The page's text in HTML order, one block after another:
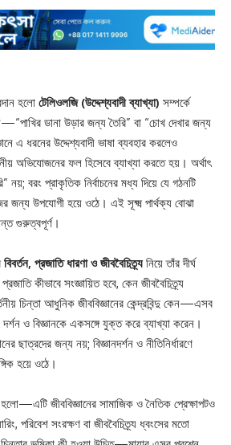
হলো টেলিওলজি (উদ্দেশ্যবাদী ব্যাখ্যা) সম্পর্কে
ডানা উড়ার জন্য তৈরি” বা “চোখ দেখার জন্য
এ ধরনের উদ্দেশ্যবাদী ভাষা ব্যবহার করলেও
অভিযোজনের ফল হিসেবে ব্যাখ্যা করতে হয়। অর্থাৎ
নয়; বরং প্রাকৃতিক নির্বাচনের মধ্য দিয়ে যে গঠনটি
জন্য উপযোগী হয়ে ওঠে। এই সূক্ষ্ম পার্থক্য বোঝা
গুরুত্বপূর্ণ।
বিবর্তন, প্রজাতি ধারণা ও জীববৈচিত্র্যনিয়ে তাঁর দীর্ঘ
কীভাবে সংজ্ঞায়িত হবে, কেন জীববৈচিত্র্য
চিন্তা আধুনিক জীববিজ্ঞানের কেন্দ্রবিন্দু কেন—এসব
ও বিজ্ঞানকে একসঙ্গে যুক্ত করে ব্যাখ্যা করেন।
ছাত্রদের জন্য নয়; বিজ্ঞানদর্শন ও নীতিনির্ধারণে
হয়ে ওঠে।
জীববিজ্ঞানের সামাজিক ও নৈতিক প্রেক্ষাপটও
পরিবেশ সংরক্ষণ বা জীববৈচিত্র্য ধ্বংসের মতো